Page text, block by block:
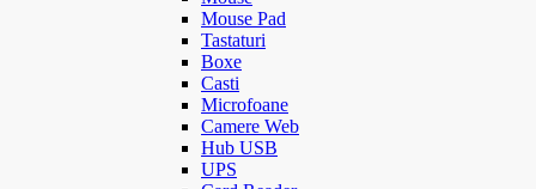
Mouse Pad
Tastaturi
Boxe
Casti
Microfoane
Camere Web
Hub USB
UPS